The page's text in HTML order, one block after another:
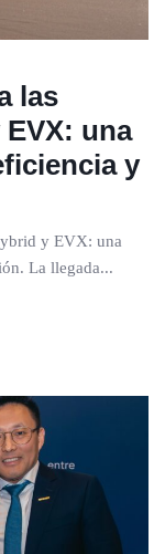
las
una
y
y EVX: una
La llegada...